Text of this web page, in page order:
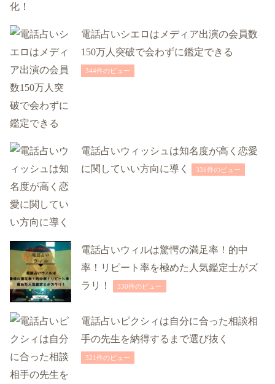
電話占いシエロはメディア出演の会員数
150万人突破で会わずに鑑定できる
344件のビュー
電話占いウィッシュは知名度が高く恋愛
に関していい方向に導く
331件のビュー
電話占いウィルは驚愕の満足率！的中
率！リピート率を極めた人気鑑定士がズ
ラリ！
330件のビュー
電話占いピクシィは自分に合った相談相
手の先生を納得するまで選び抜く
321件のビュー